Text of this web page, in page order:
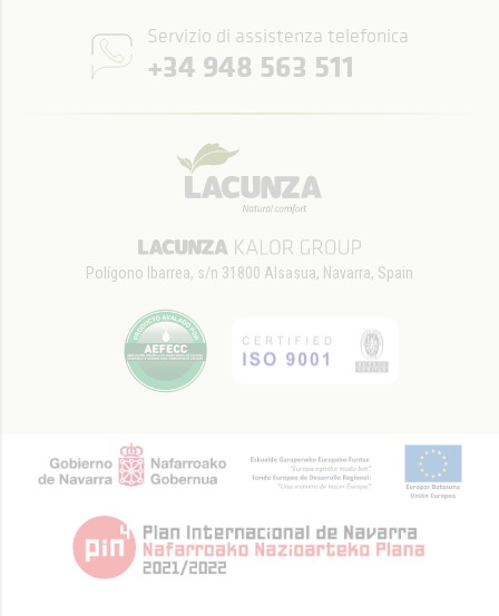
Servizio di assistenza telefonica
+34 948 563 511
Polígono Ibarrea, s/n 31800 Alsasua, Navarra, Spain